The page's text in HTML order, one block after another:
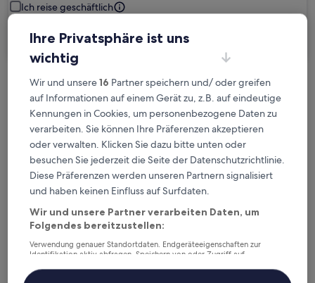
Ich reise geschäftlich
Suchen
Kostenlose Stornierung bei
Planänderungen
Verdiene Prämien für jede
wahrgenommene Übernachtung
Mehr sparen mit Preisen für Mitglieder
Überprüfe die Preise für diese Daten
Ihre Privatsphäre ist uns
wichtig
Wir und unsere16 Partner speichern und/ oder greifen
auf Informationen auf einem Gerät zu, z.B. auf eindeutige
Kennungen in Cookies, um personenbezogene Daten zu
verarbeiten. Sie können Ihre Präferenzen akzeptieren
oder verwalten. Klicken Sie dazu bitte unten oder
besuchen Sie jederzeit die Seite der Datenschutzrichtlinie.
Diese Präferenzen werden unseren Partnern signalisiert
und haben keinen Einfluss auf Surfdaten.
Wir und unsere Partner verarbeiten Daten, um
Folgendes bereitzustellen:
Verwendung genauer Standortdaten. Endgeräteeigenschaften zur
Identifikation aktiv abfragen. Speichern von oder Zugriff auf
Inhalte, Messung von Werbeleistung und der Performance von Inhalten,